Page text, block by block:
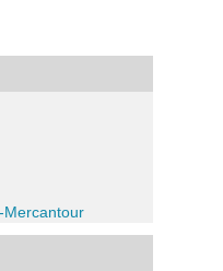
Mercantour